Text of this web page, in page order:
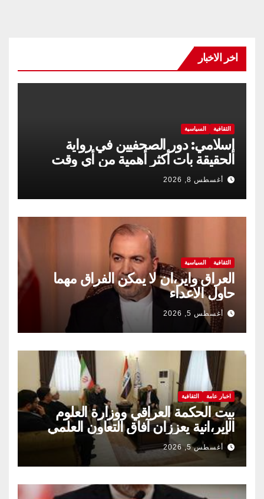
اخر الاخبار
الثقافية السياسية
إسلامي: دور الصحفيين في رواية
الحقيقة بات أكثر أهمية من أي وقت
مضى
أغسطس 8, 2026
الثقافية السياسية
العراق واير،ان لا يمكن الفراق مهما
حاول الاعداء
أغسطس 5, 2026
اخبار عامة الثقافية
بيت الحكمة العراقي ووزارة العلوم
الإير،انية يعززان آفاق التعاون العلمي
والثقافي.
أغسطس 5, 2026